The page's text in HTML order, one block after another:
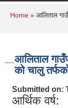
You are
Home» आलिताल
आलिताल
को चालु
Submitted on:
आर्थिक वर्ष: